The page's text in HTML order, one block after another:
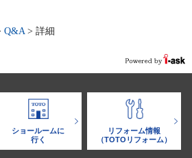
Q&A > 詳細
ショールームに
行く
リフォーム情報
（TOTOリフォーム）